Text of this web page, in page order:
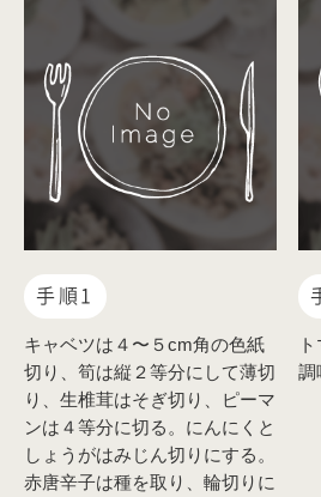
手順1
キャベツは４〜５cm角の色紙
切り、筍は縦２等分にして薄切
り、生椎茸はそぎ切り、ピーマ
ンは４等分に切る。にんにくと
しょうがはみじん切りにする。
赤唐辛子は種を取り、輪切りに
調